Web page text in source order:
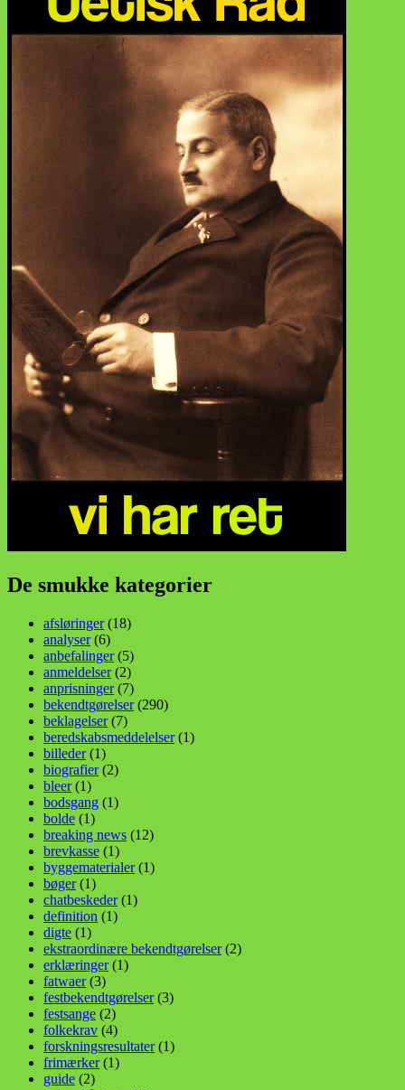
De smukke kategorier
afsløringer(18)
analyser(6)
anbefalinger(5)
anmeldelser(2)
anprisninger(7)
bekendtgørelser(290)
beklagelser(7)
beredskabsmeddelelser(1)
billeder(1)
biografier(2)
bleer(1)
bodsgang (1)
bolde (1)
breaking news (12)
brevkasse (1)
byggematerialer(1)
bøger(1)
chatbeskeder(1)
definition (1)
digte (1)
ekstraordinære bekendtgørelser(2)
erklæringer(1)
fatwaer(3)
festbekendtgørelser(3)
festsange (2)
folkekrav (4)
forskningsresultater(1)
frimærker(1)
guide (2)